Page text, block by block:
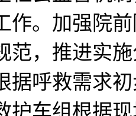
作。加强院
范，推进实
据呼救需求
护车组根据